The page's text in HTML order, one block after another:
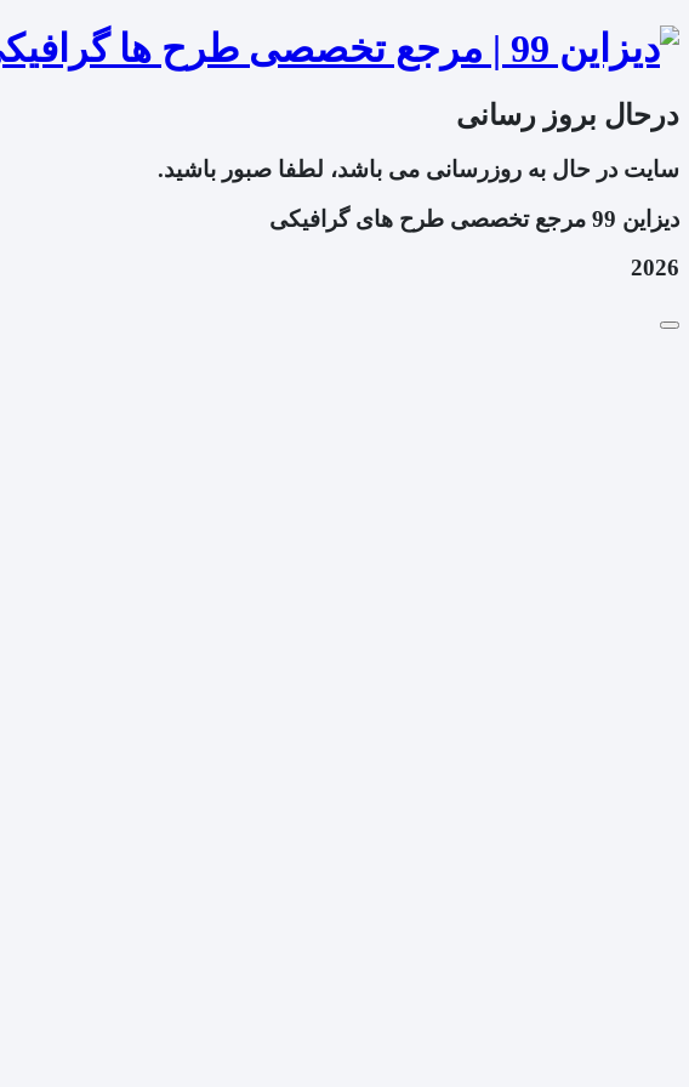
درحال بروز رسانی
سایت در حال به روزرسانی می باشد، لطفا صبور باشید.
دیزاین 99 مرجع تخصصی طرح های گرافیکی
2026